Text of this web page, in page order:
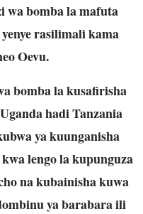
wa bomba la mafuta
rasilimali kama
Oevu.
bomba la kusafirisha
hadi Tanzania
ya kuunganisha
lengo la kupunguza
na kubainisha kuwa
ya barabara ili